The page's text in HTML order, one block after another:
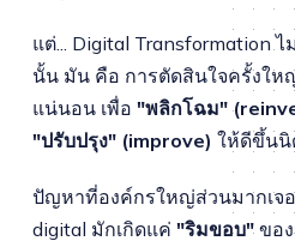
แต่... Digital Transformation ไ
นั้น มัน คือ การตัดสินใจครั้งให
แน่นอน เพื่อ "พลิกโฉม"
"ปรับปรุง" (improve) ให้ดีขึ้น
ปัญหาที่องค์กรใหญ่ส่วนมากเจ
digital มักเกิดแค่ "ริมขอบ"ของ